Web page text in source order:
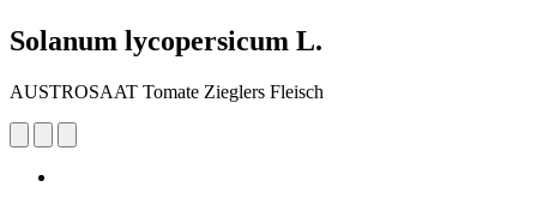
Solanum lycopersicum L.
AUSTROSAAT Tomate Zieglers Fleisch